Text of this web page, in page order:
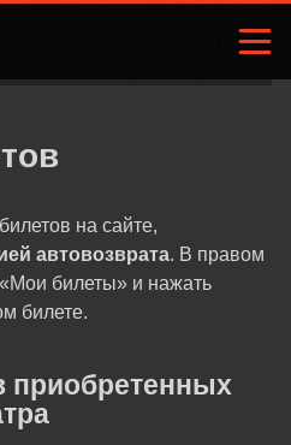
на сайте,
автовозврата. В правом
билеты» и нажать
билете.
приобретенных